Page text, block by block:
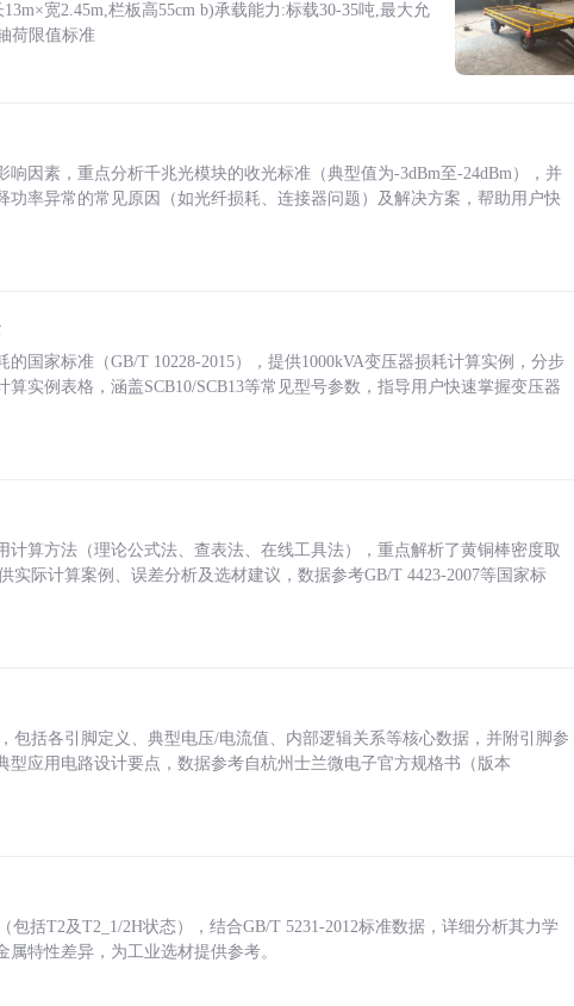
宽2.45m,栏板高55cm b)承载能力:标载30-35吨,最大允
荷限值标准
因素，重点分析千兆光模块的收光标准（典型值为-3dBm至-24dBm），并
功率异常的常见原因（如光纤损耗、连接器问题）及解决方案，帮助用户快
国家标准（GB/T 10228-2015），提供1000kVA变压器损耗计算实例，分步
实例表格，涵盖SCB10/SCB13等常见型号参数，指导用户快速掌握变压器
算方法（理论公式法、查表法、在线工具法），重点解析了黄铜棒密度取
实际计算案例、误差分析及选材建议，数据参考GB/T 4423-2007等国家标
包括各引脚定义、典型电压/电流值、内部逻辑关系等核心数据，并附引脚参
应用电路设计要点，数据参考自杭州士兰微电子官方规格书（版本
括T2及T2_1/2H状态），结合GB/T 5231-2012标准数据，详细分析其力学
特性差异，为工业选材提供参考。